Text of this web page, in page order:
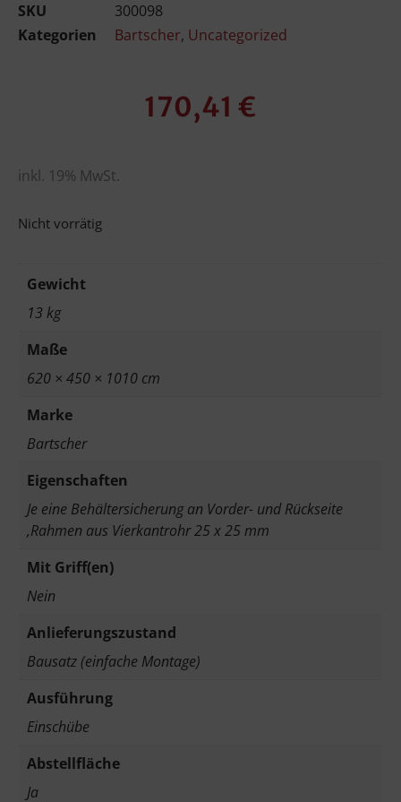
SKU
300098
Kategorien
Bartscher, Uncategorized
170,41 €
inkl. 19% MwSt.
Nicht vorrätig
Gewicht
13 kg
Maße
620 × 450 × 1010 cm
Marke
Bartscher
Eigenschaften
Je eine Behältersicherung an Vorder- und Rückseite
,Rahmen aus Vierkantrohr 25 x 25 mm
Mit Griff(en)
Nein
Anlieferungszustand
Bausatz (einfache Montage)
Ausführung
Einschübe
Abstellfläche
Ja